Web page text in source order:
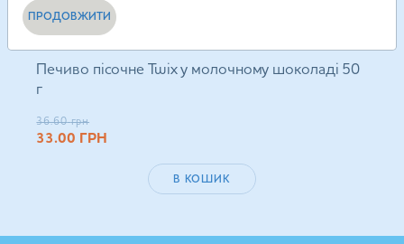
Печиво пісочне Twix у молочному шоколаді 50
г
36.60 грн
33.00 ГРН
В КОШИК
ПРОДОВЖИТИ